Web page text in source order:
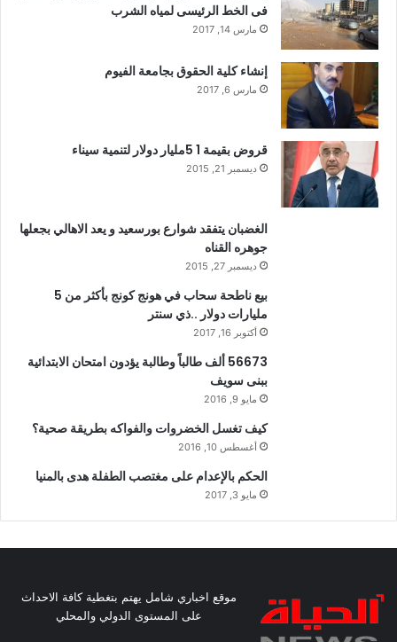
فى الخط الرئيسى لمياه الشرب
مارس 14, 2017
إنشاء كلية الحقوق بجامعة الفيوم
مارس 6, 2017
قروض بقيمة 1 5مليار دولار لتنمية سيناء
ديسمبر 21, 2015
الغضبان يتفقد شوارع بورسعيد و يعد الاهالي بجعلها
جوهره القناه
ديسمبر 27, 2015
بيع ناطحة سحاب في هونج كونج بأكثر من 5
مليارات دولار ..ذي سنتر
أكتوبر 16, 2017
56673 ألف طالباً وطالبة يؤدون امتحان الابتدائية
ببنى سويف
مايو 9, 2016
كيف تغسل الخضروات والفواكه بطريقة صحية؟
أغسطس 10, 2016
الحكم بالإعدام على مغتصب الطفلة هدى بالمنيا
مايو 3, 2017
موقع اخباري شامل يهتم بتغطية كافة الاحداث
على المستوى الدولي والمحلي